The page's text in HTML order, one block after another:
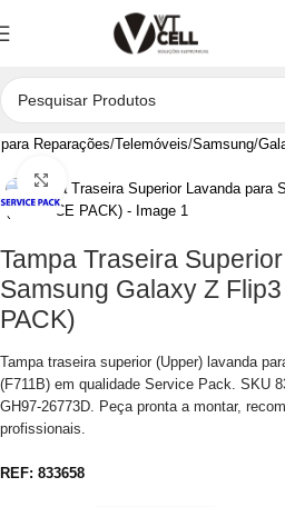
Reparações Telemóveis Samsung
Clique para aumentar
Tampa Traseira
Samsung Galaxy Z
PACK)
Tampa traseira superior (Upper) lavanda
(F711B) em qualidade Service Pack. SKU
GH97-26773D. Peça pronta a montar,
profissionais.
REF: 833658